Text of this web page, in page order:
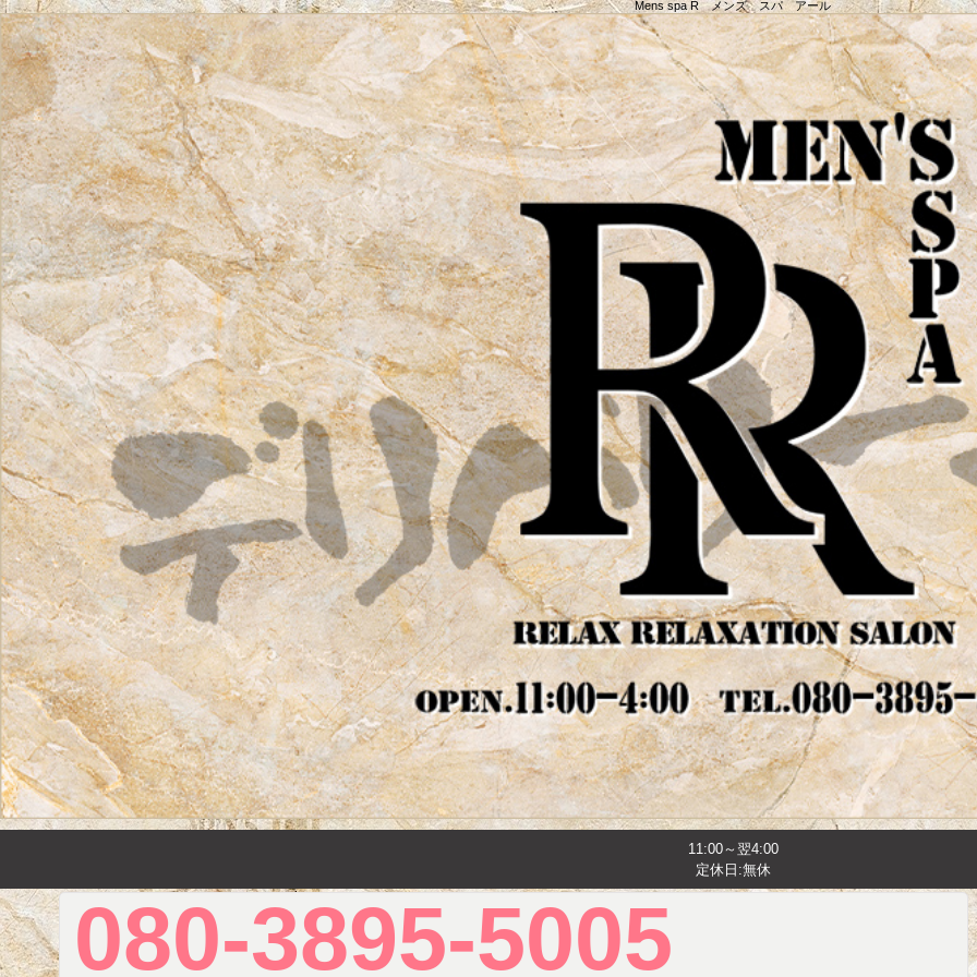
Mens spa R メンズ スパ アール
11:00～翌4:00
定休日:無休
080-3895-5005